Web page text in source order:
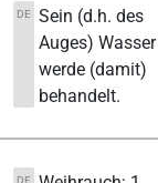
DE Sein (d.h. des
Auges) Wasser
werde (damit)
behandelt.
DE